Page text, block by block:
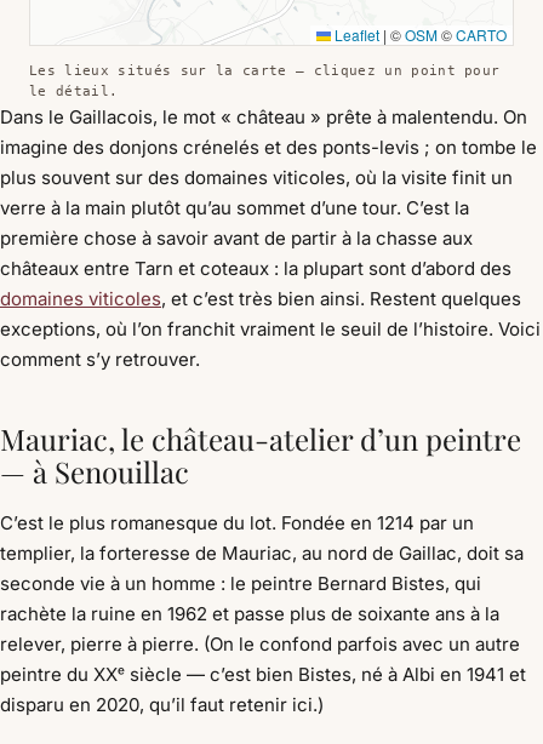
Leaflet | ©OSM©CARTO
Les lieux situés sur la carte — cliquez un point pour
le détail.
Dans le Gaillacois, le mot « château » prête à malentendu. On
imagine des donjons crénelés et des ponts-levis ; on tombe le
plus souvent sur des domaines viticoles, où la visite finit un
verre à la main plutôt qu’au sommet d’une tour. C’est la
première chose à savoir avant de partir à la chasse aux
châteaux entre Tarn et coteaux : la plupart sont d’abord des
domaines viticoles, et c’est très bien ainsi. Restent quelques
exceptions, où l’on franchit vraiment le seuil de l’histoire. Voici
comment s’y retrouver.
Mauriac, le château-atelier d’un peintre
— à Senouillac
C’est le plus romanesque du lot. Fondée en 1214 par un
templier, la forteresse de Mauriac, au nord de Gaillac, doit sa
seconde vie à un homme : le peintre Bernard Bistes, qui
rachète la ruine en 1962 et passe plus de soixante ans à la
relever, pierre à pierre. (On le confond parfois avec un autre
peintre du XXᵉ siècle — c’est bien Bistes, né à Albi en 1941 et
disparu en 2020, qu’il faut retenir ici.)